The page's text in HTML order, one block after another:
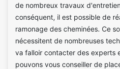
de nombreux travaux
conséquent, il est possible de
ramonage des cheminées. Ce
nécessitent de nombreuses
va falloir contacter des experts
pouvons vous conseiller de